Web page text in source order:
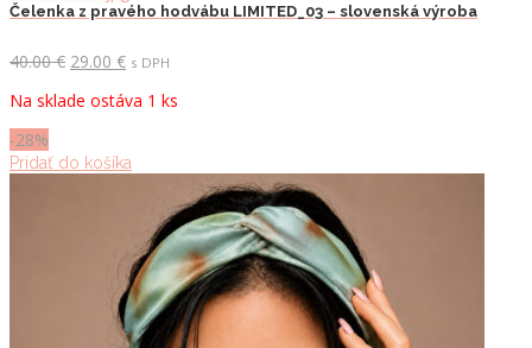
Čelenka z pravého hodvábu LIMITED_03 – slovenská výroba
40.00€ Pôvodná
bola:
29.00 €Aktuálna
je:
s DPH
Na sklade ostáva 1 ks
-28%
Pridať do košíka